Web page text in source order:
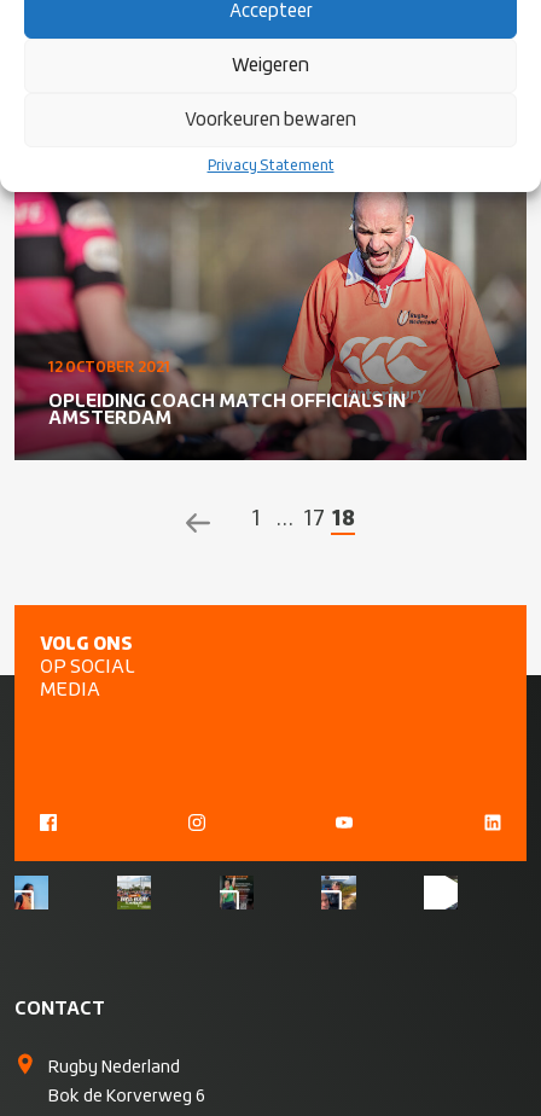
Accepteer
Weigeren
Voorkeuren bewaren
Privacy Statement
OPLEIDING WR COACH 1 IN TIEL
12 OCTOBER 2021
OPLEIDING COACH MATCH OFFICIALS IN
AMSTERDAM
POSTS1 … 17 18
VOLG ONS
OP SOCIAL
MEDIA
CONTACT
Rugby Nederland
Bok de Korverweg 6